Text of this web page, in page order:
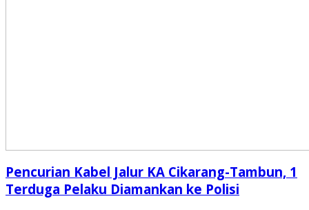
Pencurian Kabel Jalur KA Cikarang-Tambun, 1
Terduga Pelaku Diamankan ke Polisi